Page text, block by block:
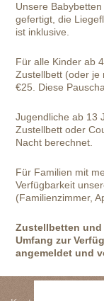
Unsere
gefertigt, die
ist inklusive.
Für alle Kinder ab
Zustellbett (oder je
€25. Diese
Jugendliche ab 13
Zustellbett oder
Nacht berechnet.
Für Familien mit
Verfügbarkeit
(Familienzimmer,
Zustellbetten
Umfang zur
angemeldet und